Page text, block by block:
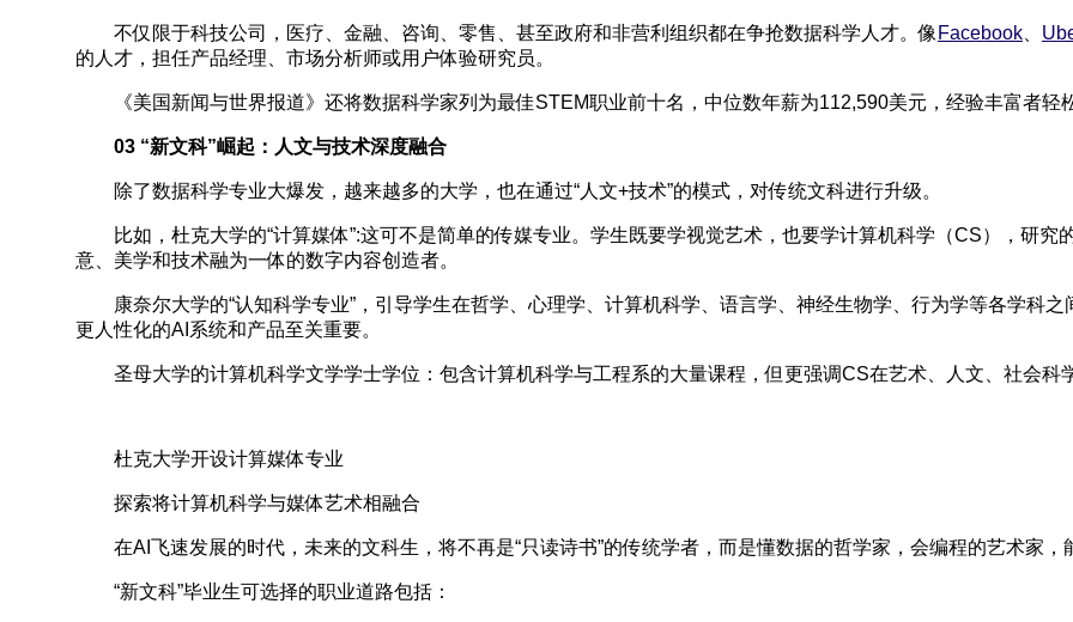
不仅限于科技公司，医疗、金融、咨询、零售、甚至政府和非营利组织都在争抢数据科学人才。像 Facebook
的人才，担任产品经理、市场分析师或用户体验研究员。
《美国新闻与世界报道》还将数据科学家列为最佳STEM职业前十名，中位数年薪为112,590美元，经验丰富者轻
03 “新文科”崛起：人文与技术深度融合
除了数据科学专业大爆发，越来越多的大学，也在通过“人文+技术”的模式，对传统文科进行升级。
比如，杜克大学的“计算媒体”:这可不是简单的传媒专业。学生既要学视觉艺术，也要学计算机科学（CS），研究
意、美学和技术融为一体的数字内容创造者。
康奈尔大学的“认知科学专业”，引导学生在哲学、心理学、计算机科学、语言学、神经生物学、行为学等各学科
更人性化的AI系统和产品至关重要。
圣母大学的计算机科学文学学士学位：包含计算机科学与工程系的大量课程，但更强调CS在艺术、人文、社会科
杜克大学开设计算媒体专业
探索将计算机科学与媒体艺术相融合
在AI飞速发展的时代，未来的文科生，将不再是“只读诗书”的传统学者，而是懂数据的哲学家，会编程的艺术家，
“新文科”毕业生可选择的职业道路包括：